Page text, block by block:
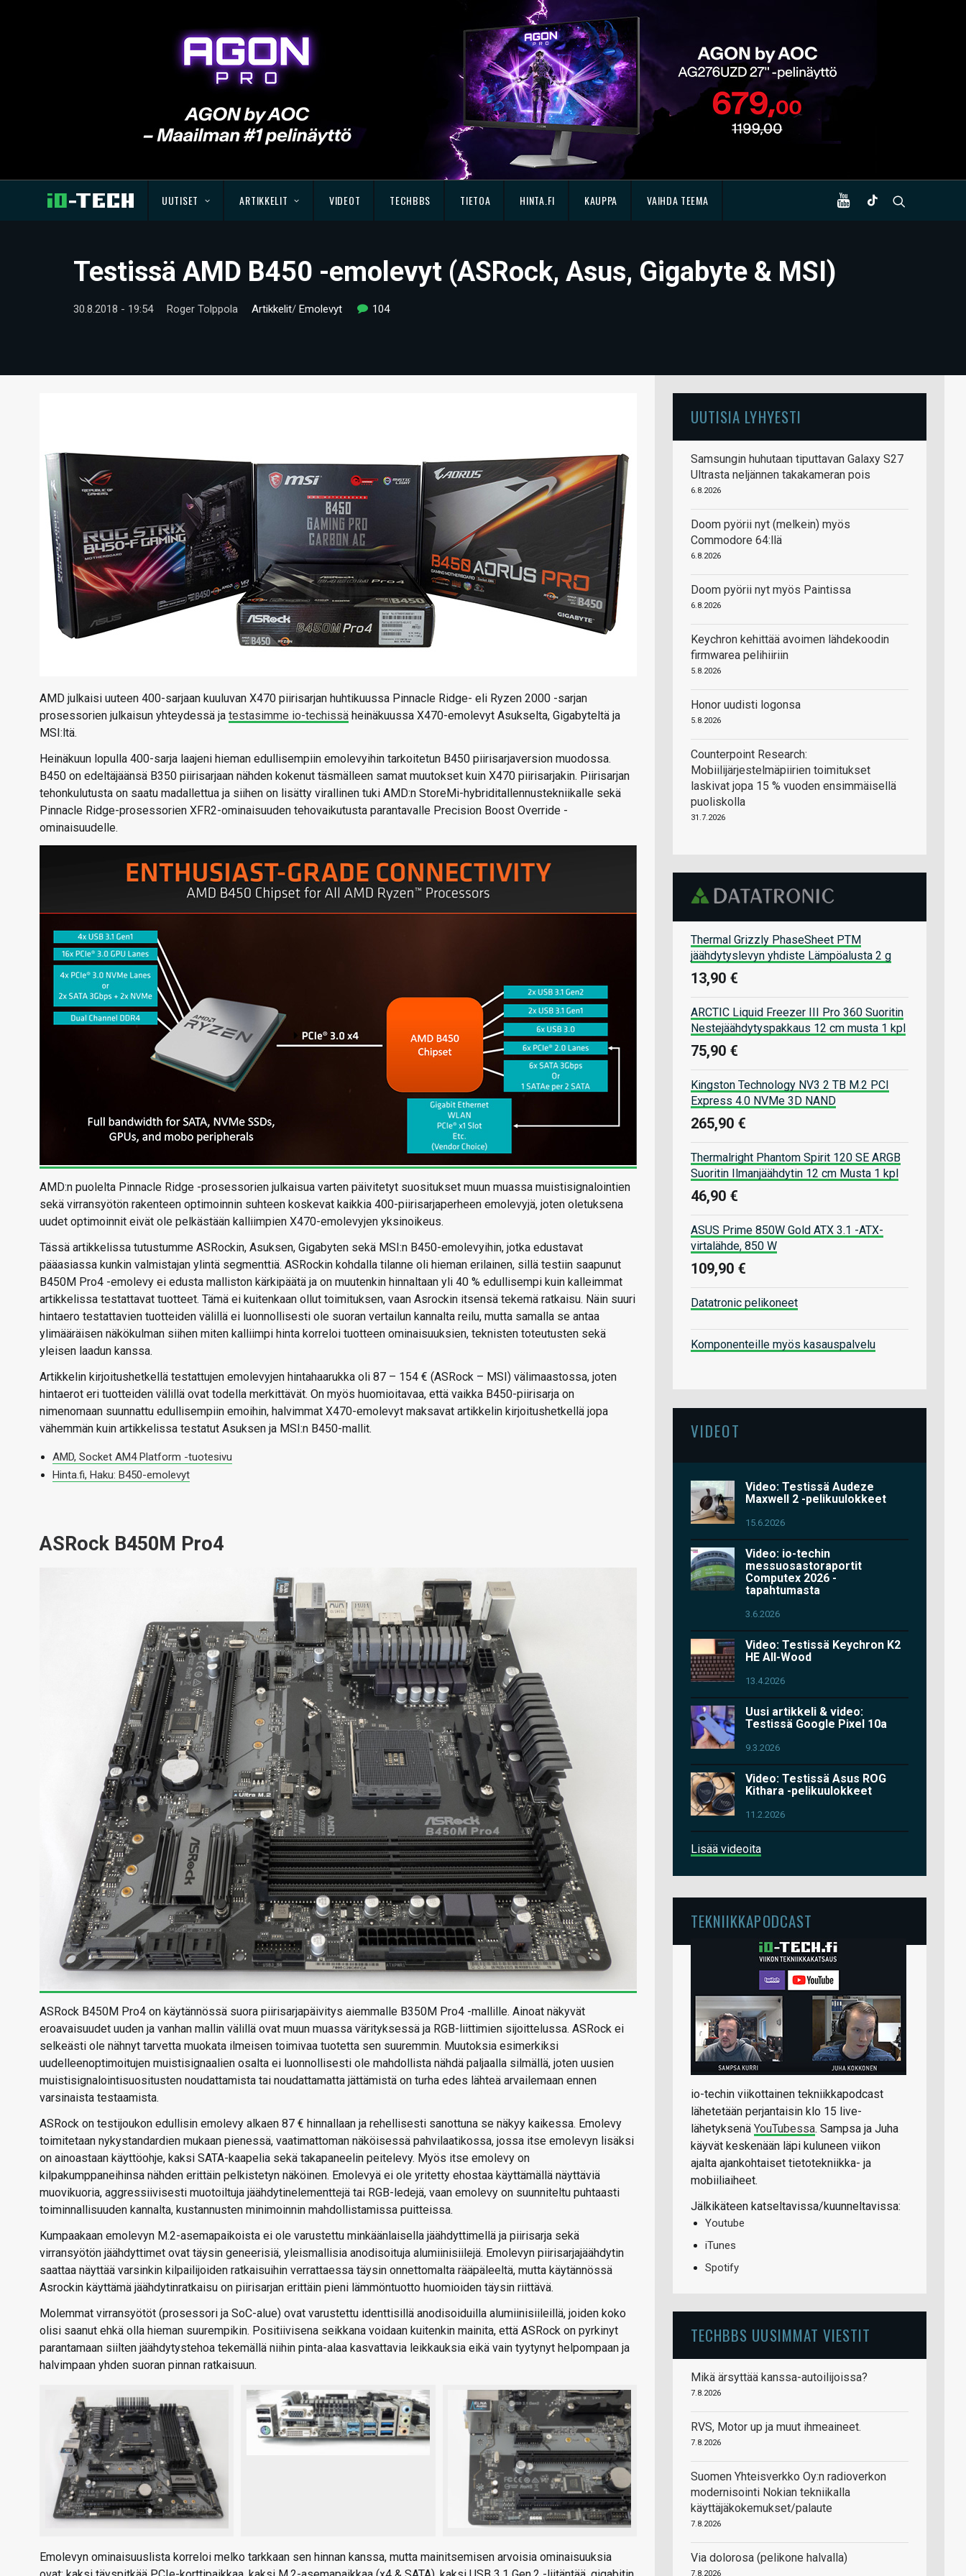
UUTISET ARTIKKELIT VIDEOT TECHBBS TIETOA HINTA.FI KAUPPA VAIHDA TEEMA
Testissä AMD B450 -emolevyt (ASRock, Asus, Gigabyte & MSI)
30.8.2018 - 19:54 Roger Tolppola Artikkelit/ Emolevyt 104
AMD julkaisi uuteen 400-sarjaan kuuluvan X470 piirisarjan huhtikuussa Pinnacle Ridge- eli Ryzen 2000 -sarjan
prosessorien julkaisun yhteydessä ja testasimme io-techissä heinäkuussa X470-emolevyt Asukselta, Gigabyteltä ja
MSI:ltä.
Heinäkuun lopulla 400-sarja laajeni hieman edullisempiin emolevyihin tarkoitetun B450 piirisarjaversion muodossa.
B450 on edeltäjäänsä B350 piirisarjaan nähden kokenut täsmälleen samat muutokset kuin X470 piirisarjakin. Piirisarjan
tehonkulutusta on saatu madallettua ja siihen on lisätty virallinen tuki AMD:n StoreMi-hybriditallennustekniikalle sekä
Pinnacle Ridge-prosessorien XFR2-ominaisuuden tehovaikutusta parantavalle Precision Boost Override -
ominaisuudelle.
AMD:n puolelta Pinnacle Ridge -prosessorien julkaisua varten päivitetyt suositukset muun muassa muistisignalointien
sekä virransyötön rakenteen optimoinnin suhteen koskevat kaikkia 400-piirisarjaperheen emolevyjä, joten oletuksena
uudet optimoinnit eivät ole pelkästään kalliimpien X470-emolevyjen yksinoikeus.
Tässä artikkelissa tutustumme ASRockin, Asuksen, Gigabyten sekä MSI:n B450-emolevyihin, jotka edustavat
pääasiassa kunkin valmistajan ylintä segmenttiä. ASRockin kohdalla tilanne oli hieman erilainen, sillä testiin saapunut
B450M Pro4 -emolevy ei edusta malliston kärkipäätä ja on muutenkin hinnaltaan yli 40 % edullisempi kuin kalleimmat
artikkelissa testattavat tuotteet. Tämä ei kuitenkaan ollut toimituksen, vaan Asrockin itsensä tekemä ratkaisu. Näin suuri
hintaero testattavien tuotteiden välillä ei luonnollisesti ole suoran vertailun kannalta reilu, mutta samalla se antaa
ylimääräisen näkökulman siihen miten kalliimpi hinta korreloi tuotteen ominaisuuksien, teknisten toteutusten sekä
yleisen laadun kanssa.
Artikkelin kirjoitushetkellä testattujen emolevyjen hintahaarukka oli 87 – 154 € (ASRock – MSI) välimaastossa, joten
hintaerot eri tuotteiden välillä ovat todella merkittävät. On myös huomioitavaa, että vaikka B450-piirisarja on
nimenomaan suunnattu edullisempiin emoihin, halvimmat X470-emolevyt maksavat artikkelin kirjoitushetkellä jopa
vähemmän kuin artikkelissa testatut Asuksen ja MSI:n B450-mallit.
AMD, Socket AM4 Platform -tuotesivu
Hinta.fi, Haku: B450-emolevyt
ASRock B450M Pro4
ASRock B450M Pro4 on käytännössä suora piirisarjapäivitys aiemmalle B350M Pro4 -mallille. Ainoat näkyvät
eroavaisuudet uuden ja vanhan mallin välillä ovat muun muassa värityksessä ja RGB-liittimien sijoittelussa. ASRock ei
selkeästi ole nähnyt tarvetta muokata ilmeisen toimivaa tuotetta sen suuremmin. Muutoksia esimerkiksi
uudelleenoptimoitujen muistisignaalien osalta ei luonnollisesti ole mahdollista nähdä paljaalla silmällä, joten uusien
muistisignalointisuositusten noudattamista tai noudattamatta jättämistä on turha edes lähteä arvailemaan ennen
varsinaista testaamista.
ASRock on testijoukon edullisin emolevy alkaen 87 € hinnallaan ja rehellisesti sanottuna se näkyy kaikessa. Emolevy
toimitetaan nykystandardien mukaan pienessä, vaatimattoman näköisessä pahvilaatikossa, jossa itse emolevyn lisäksi
on ainoastaan käyttöohje, kaksi SATA-kaapelia sekä takapaneelin peitelevy. Myös itse emolevy on
kilpakumppaneihinsa nähden erittäin pelkistetyn näköinen. Emolevyä ei ole yritetty ehostaa käyttämällä näyttäviä
muovikuoria, aggressiivisesti muotoiltuja jäähdytinelementtejä tai RGB-ledejä, vaan emolevy on suunniteltu puhtaasti
toiminnallisuuden kannalta, kustannusten minimoinnin mahdollistamissa puitteissa.
Kumpaakaan emolevyn M.2-asemapaikoista ei ole varustettu minkäänlaisella jäähdyttimellä ja piirisarja sekä
virransyötön jäähdyttimet ovat täysin geneerisiä, yleismallisia anodisoituja alumiinisiilejä. Emolevyn piirisarjajäähdytin
saattaa näyttää varsinkin kilpailijoiden ratkaisuihin verrattaessa täysin onnettomalta rääpäleeltä, mutta käytännössä
Asrockin käyttämä jäähdytinratkaisu on piirisarjan erittäin pieni lämmöntuotto huomioiden täysin riittävä.
Molemmat virransyötöt (prosessori ja SoC-alue) ovat varustettu identtisillä anodisoiduilla alumiinisiileillä, joiden koko
olisi saanut ehkä olla hieman suurempikin. Positiivisena seikkana voidaan kuitenkin mainita, että ASRock on pyrkinyt
parantamaan siilten jäähdytystehoa tekemällä niihin pinta-alaa kasvattavia leikkauksia eikä vain tyytynyt helpompaan ja
halvimpaan yhden suoran pinnan ratkaisuun.
Emolevyn ominaisuuslista korreloi melko tarkkaan sen hinnan kanssa, mutta mainitsemisen arvoisia ominaisuuksia
UUTISIA LYHYESTI
Samsungin huhutaan tiputtavan Galaxy S27
Ultrasta neljännen takakameran pois
6.8.2026
Doom pyörii nyt (melkein) myös
Commodore 64:llä
6.8.2026
Doom pyörii nyt myös Paintissa
6.8.2026
Keychron kehittää avoimen lähdekoodin
firmwarea pelihiiriin
5.8.2026
Honor uudisti logonsa
5.8.2026
Counterpoint Research:
Mobiilijärjestelmäpiirien toimitukset
laskivat jopa 15 % vuoden ensimmäisellä
puoliskolla
31.7.2026
Thermal Grizzly PhaseSheet PTM
jäähdytyslevyn yhdiste Lämpöalusta 2 g
13,90 €
ARCTIC Liquid Freezer III Pro 360 Suoritin
Nestejäähdytyspakkaus 12 cm musta 1 kpl
75,90 €
Kingston Technology NV3 2 TB M.2 PCI
Express 4.0 NVMe 3D NAND
265,90 €
Thermalright Phantom Spirit 120 SE ARGB
Suoritin Ilmanjäähdytin 12 cm Musta 1 kpl
46,90 €
ASUS Prime 850W Gold ATX 3.1 -ATX-
virtalähde, 850 W
109,90 €
Datatronic pelikoneet
Komponenteille myös kasauspalvelu
VIDEOT
Video: Testissä Audeze
Maxwell 2 -pelikuulokkeet
15.6.2026
Video: io-techin
messuosastoraportit
Computex 2026 -
tapahtumasta
3.6.2026
Video: Testissä Keychron K2
HE All-Wood
13.4.2026
Uusi artikkeli & video:
Testissä Google Pixel 10a
9.3.2026
Video: Testissä Asus ROG
Kithara -pelikuulokkeet
11.2.2026
Lisää videoita
TEKNIIKKAPODCAST
io-techin viikottainen tekniikkapodcast
lähetetään perjantaisin klo 15 live-
lähetyksenä YouTubessa. Sampsa ja Juha
käyvät keskenään läpi kuluneen viikon
ajalta ajankohtaiset tietotekniikka- ja
mobiiliaiheet.
Jälkikäteen katseltavissa/kuunneltavissa:
Youtube
iTunes
Spotify
TECHBBS UUSIMMAT VIESTIT
Mikä ärsyttää kanssa-autoilijoissa?
7.8.2026
RVS, Motor up ja muut ihmeaineet.
7.8.2026
Suomen Yhteisverkko Oy:n radioverkon
modernisointi Nokian tekniikalla
käyttäjäkokemukset/palaute
7.8.2026
Via dolorosa (pelikone halvalla)
7.8.2026